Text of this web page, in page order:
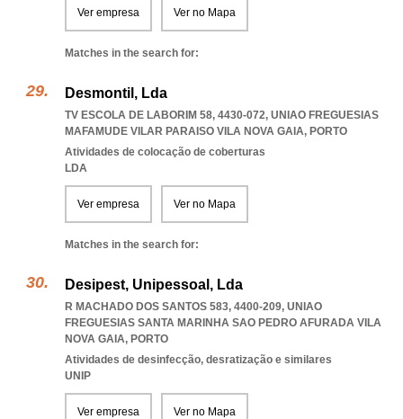
Ver empresa Ver no Mapa
Matches in the search for:
Desmontil, Lda
TV ESCOLA DE LABORIM 58, 4430-072, UNIAO FREGUESIAS
MAFAMUDE VILAR PARAISO VILA NOVA GAIA, PORTO
Atividades de colocação de coberturas
LDA
Ver empresa Ver no Mapa
Matches in the search for:
Desipest, Unipessoal, Lda
R MACHADO DOS SANTOS 583, 4400-209, UNIAO
FREGUESIAS SANTA MARINHA SAO PEDRO AFURADA VILA
NOVA GAIA, PORTO
Atividades de desinfecção, desratização e similares
UNIP
Ver empresa Ver no Mapa